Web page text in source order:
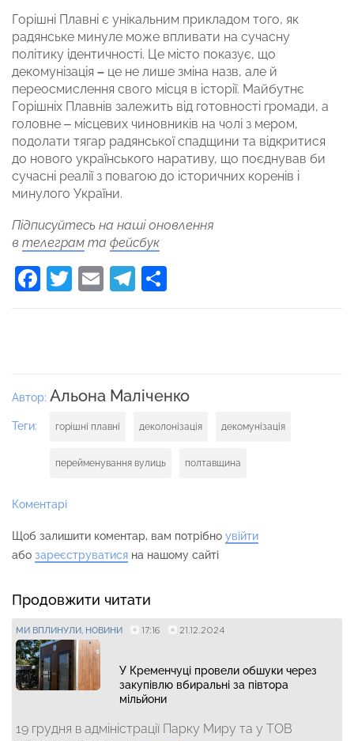
Горішні Плавні є унікальним прикладом того, як
радянське минуле може впливати на сучасну
політику ідентичності. Це місто показує, що
декомунізація – це не лише зміна назв, але й
переосмислення свого місця в історії. Майбутнє
Горішніх Плавнів залежить від готовності громади, а
головне – місцевих чиновників на чолі з мером,
подолати тягар радянської спадщини та відкритися
до нового українського наративу, що поєднував би
сучасні реалії з повагою до історичних коренів і
минулого України.
Підписуйтесь на наші оновлення
в телеграм та фейсбук
Facebook
Twitter
EmailTelegram
Автор: Альона Маліченко
Теги: горішні плавні деколонізація декомунізація
перейменування вулиць полтавщина
Коментарі
Щоб залишити коментар, вам потрібно увійти
або зареєструватися на нашому сайті
Продовжити читати
МИ ВПЛИНУЛИ НОВИНИ 17:16 21.12.2024
У Кременчуці провели обшуки через
закупівлю вбиральні за півтора
мільйони
19 грудня в адміністрації Парку Миру та у ТОВ